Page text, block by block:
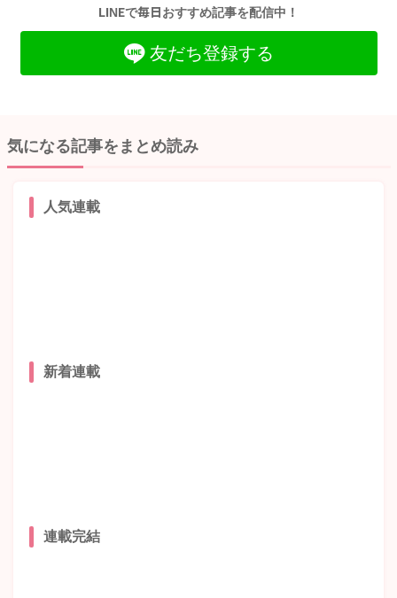
LINEで毎日おすすめ記事を配信中！
友だち登録する
気になる記事をまとめ読み
人気連載
新着連載
連載完結